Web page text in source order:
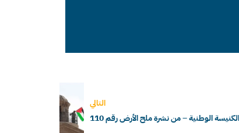
التالي
الوطنية – من نشرة ملح الأرض رقم 110